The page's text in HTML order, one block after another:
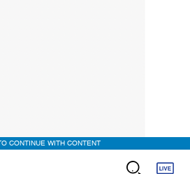
CONTINUE WITH CONTENT